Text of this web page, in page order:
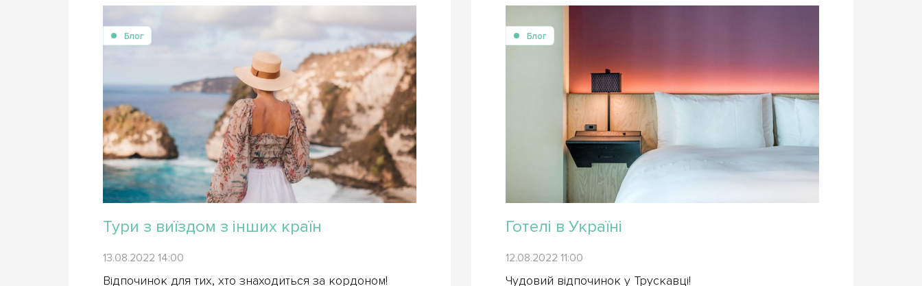
Блог
Тури з виїздом з інших країн
13.08.2022 14:00
Відпочинок для тих, хто знаходиться за кордоном!
Блог
Готелі в Україні
12.08.2022 11:00
Чудовий відпочинок у Трускавці!